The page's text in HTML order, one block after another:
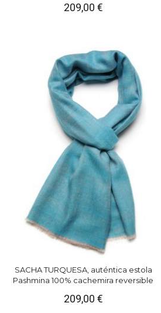
209,00 €
SACHA TURQUESA, auténtica estola
Pashmina 100% cachemira reversible
209,00 €